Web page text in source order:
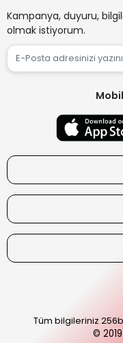
Kampanya, duyuru,
olmak istiyorum.
Tüm bilgileriniz
© 2019